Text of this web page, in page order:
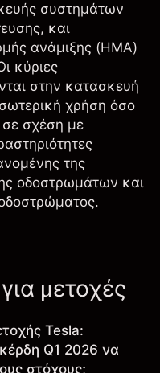
συστημάτων
και
ανάμιξης (HMA)
κύριες
στην κατασκευή
χρήση όσο
σε σχέση με
της
οδοστρωμάτων και
μετοχές
Tesla:
Q1 2026 να
στόχους;